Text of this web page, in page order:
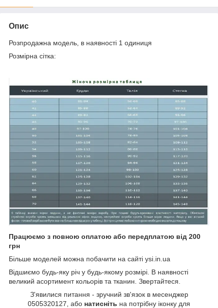
Опис
Розпродажна модель, в наявності 1 одиниця
Розмірна сітка:
Працюємо з повною оплатою або передплатою від 200
грн
Більше моделей можна побачити на сайті ysi.in.ua
Відшиємо будь-яку річ у будь-якому розмірі. В наявності
великий асортимент кольорів та тканин. Звертайтеся.
З'явилися питання - зручний зв'язок в месенджер
0505320127, або натисніть на потрібну іконку для